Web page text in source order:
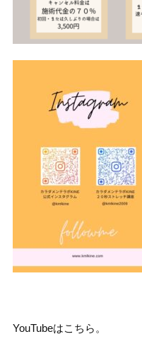
YouTubeはこちら。